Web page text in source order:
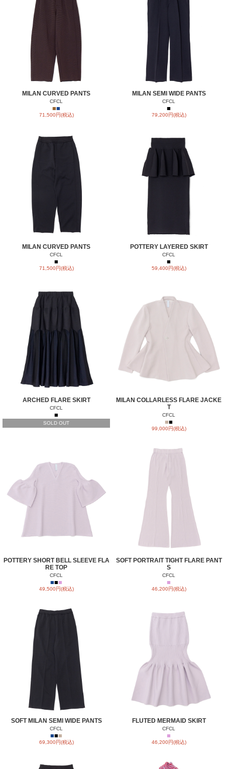
MILAN CURVED PANTS
CFCL
■■
71,500円(税込)
MILAN SEMI WIDE PANTS
CFCL
■
79,200円(税込)
MILAN CURVED PANTS
CFCL
■
71,500円(税込)
POTTERY LAYERED SKIRT
CFCL
■
59,400円(税込)
ARCHED FLARE SKIRT
CFCL
■
SOLD OUT
MILAN COLLARLESS FLARE JACKE
T
CFCL
■■
99,000円(税込)
POTTERY SHORT BELL SLEEVE FLA
RE TOP
CFCL
■■■
49,500円(税込)
SOFT PORTRAIT TIGHT FLARE PANT
S
CFCL
■
46,200円(税込)
SOFT MILAN SEMI WIDE PANTS
CFCL
■■■
69,300円(税込)
FLUTED MERMAID SKIRT
CFCL
■
46,200円(税込)